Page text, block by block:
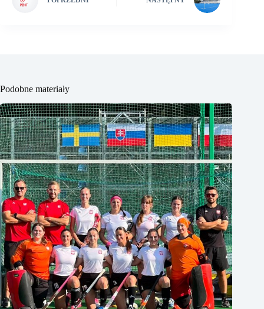
Podobne materiały